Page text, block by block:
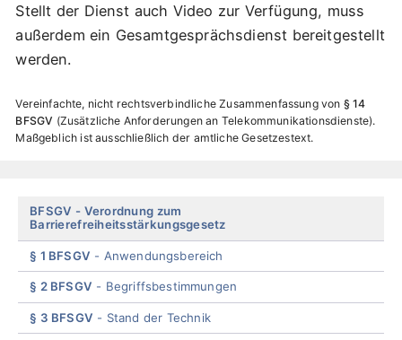
Stellt der Dienst auch Video zur Verfügung, muss
außerdem ein Gesamtgesprächsdienst bereitgestellt
werden.
Vereinfachte, nicht rechtsverbindliche Zusammenfassung von § 14
BFSGV Zusätzliche Anforderungen an Telekommunikationsdienste .
Maßgeblich ist ausschließlich der amtliche Gesetzestext.
Skip
menu
BFSGV
Verordnung zum
Barrierefreiheitsstärkungsgesetz
§ 1 BFSGV Anwendungsbereich
§ 2 BFSGV Begriffsbestimmungen
§ 3 BFSGV Stand der Technik